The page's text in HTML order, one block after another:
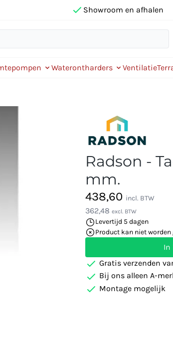
Showroom en afhalen
Waterontharders Ventilatie
Radson -
mm.
438,60 incl. BTW
362,48 excl. BTW
Levertijd 5 dagen
Product kan niet worden
In
Gratis verzenden
Bij ons alleen A-
Montage mogelijk